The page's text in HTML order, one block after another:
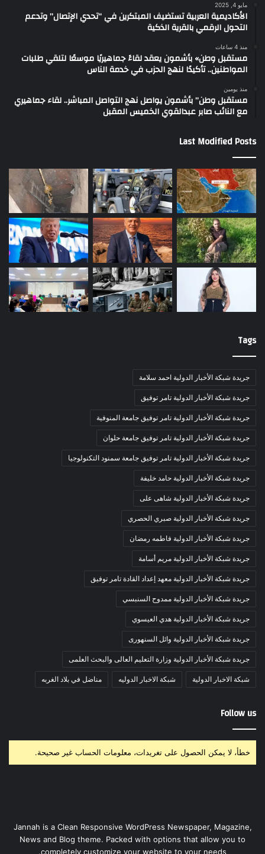
مايو 4, 2025
الأكاديمية العربية تستضيف المبتكرين في “تحدي الإتصال” وتدعم
التحول الرقمي بالقرية الذكية
منذ 4 ساعات
مستقبل وطن» بأشمون يعقد لقاءً جماهيريًا موسعًا لتلقي طلبات
المواطنين.. تأكيدًا لنهج الحزب في خدمة الناس
منذ يومين
مستقبل وطن” بأشمون يواصل نهج التواصل المباشر.. لقاء جماهيري
مع النائب صابر عبدالقوي الخميس المقبل
Last Modified Posts
Tags
جريدة شبكة الأخبار الدولية احمد سلامة
جريدة شبكة الأخبار الدولية تامر توفيق
جريدة شبكة الأخبار الدولية تامر توفيق جامعة المنوفية
جريدة شبكة الأخبار الدولية تامر توفيق جامعة حلوان
جريدة شبكة الأخبار الدولية تامر توفيق جامعة سمنود التكنولوجيا
جريدة شبكة الأخبار الدولية حامد خليفة
جريدة شبكة الأخبار الدولية شاهى على
جريدة شبكة الأخبار الدولية صبري الحصري
جريدة شبكة الأخبار الدولية فاطمه رمضان
جريدة شبكة الأخبار الدولية مريم أسامة
جريدة شبكة الأخبار الدولية معهد إعداد القادة تامر توفيق
جريدة شبكة الأخبار الدولية ممدوح السنبسي
جريدة شبكة الأخبار الدولية هدي العيسوي
جريدة شبكة الأخبار الدولية وائل السنهورى
جريدة شبكة الأخبار الدولية وزارة التعليم العالى والبحث العلمى
شبكة الاخبار الدولية شبكة الاخبار الدوليه مناضل في بلاد الغربه
Follow us
خطأ، لا يمكن الحصول على تغريدات، معلومات الحساب غير صحيحة.
Jannah is a Clean Responsive WordPress Newspaper, Magazine,
News and Blog theme. Packed with options that allow you to
completely customize your website to your needs.